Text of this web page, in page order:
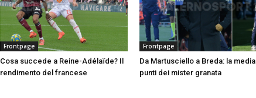
Frontpage
Cosa succede a Reine-Adélaïde? Il
rendimento del francese
Frontpage
Da Martusciello a Breda: la media
punti dei mister granata